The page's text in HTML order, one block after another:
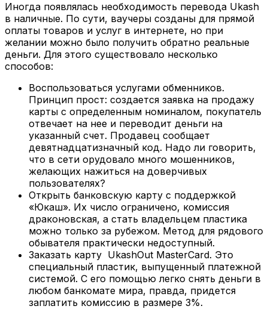
Иногда появлялась необходимость перевода Ukash
в наличные. По сути, ваучеры созданы для прямой
оплаты товаров и услуг в интернете, но при
желании можно было получить обратно реальные
деньги. Для этого существовало несколько
способов:
Воспользоваться услугами обменников.
Принцип прост: создается заявка на продажу
карты с определенным номиналом, покупатель
отвечает на нее и переводит деньги на
указанный счет. Продавец сообщает
девятнадцатизначный код. Надо ли говорить,
что в сети орудовало много мошенников,
желающих нажиться на доверчивых
пользователях?
Открыть банковскую карту с поддержкой
«Юкаш». Их число ограничено, комиссия
драконовская, а стать владельцем пластика
можно только за рубежом. Метод для рядового
обывателя практически недоступный.
Заказать карту UkashOut MasterCard. Это
специальный пластик, выпущенный платежной
системой. С его помощью легко снять деньги в
любом банкомате мира, правда, придется
заплатить комиссию в размере 3%.